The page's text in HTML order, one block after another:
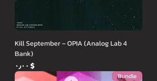
Kill September – OPIA (Analog Lab 4
Bank)
Price
$ ۰٫۰۰
Bundle